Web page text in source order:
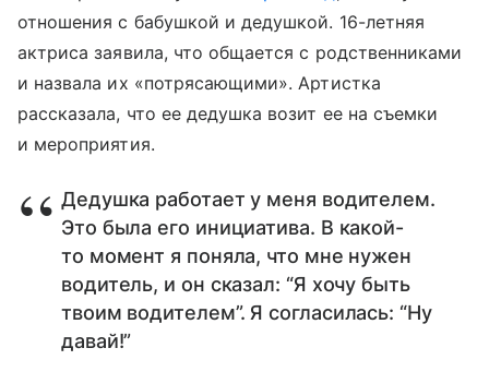
отношения с бабушкой и дедушкой. 16-летняя
актриса заявила, что общается с родственниками
и назвала их «потрясающими». Артистка
рассказала, что ее дедушка возит ее на съемки
и мероприятия.
Дедушка работает у меня водителем.
Это была его инициатива. В какой-
то момент я поняла, что мне нужен
водитель, и он сказал: “Я хочу быть
твоим водителем”. Я согласилась: “Ну
давай!”